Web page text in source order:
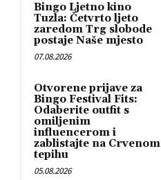
Bingo Ljetno kino
Tuzla: Četvrto ljeto
zaredom Trg slobode
postaje Naše mjesto
07.08.2026
Otvorene prijave za
Bingo Festival Fits:
Odaberite outfit s
omiljenim
influencerom i
zablistajte na Crvenom
tepihu
05.08.2026